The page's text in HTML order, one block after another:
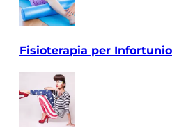
Fisioterapia per Infortunio